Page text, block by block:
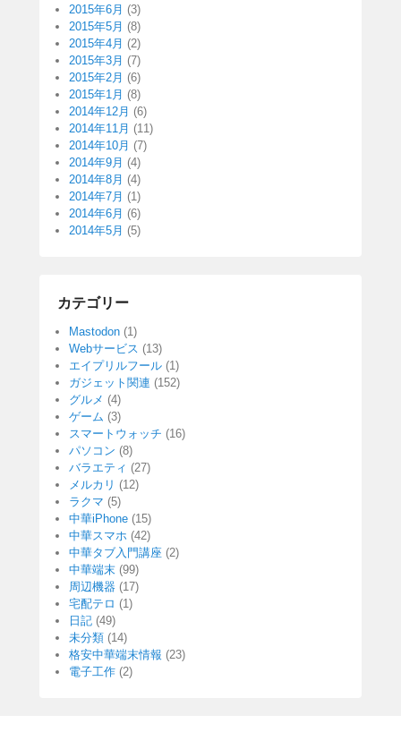
2015年6月 (3)
2015年5月 (8)
2015年4月 (2)
2015年3月 (7)
2015年2月 (6)
2015年1月 (8)
2014年12月 (6)
2014年11月 (11)
2014年10月 (7)
2014年9月 (4)
2014年8月 (4)
2014年7月 (1)
2014年6月 (6)
2014年5月 (5)
カテゴリー
Mastodon (1)
Webサービス (13)
エイプリルフール (1)
ガジェット関連 (152)
グルメ (4)
ゲーム (3)
スマートウォッチ (16)
パソコン (8)
バラエティ (27)
メルカリ (12)
ラクマ (5)
中華iPhone (15)
中華スマホ (42)
中華タブ入門講座 (2)
中華端末 (99)
周辺機器 (17)
宅配テロ (1)
日記 (49)
未分類 (14)
格安中華端末情報 (23)
電子工作 (2)